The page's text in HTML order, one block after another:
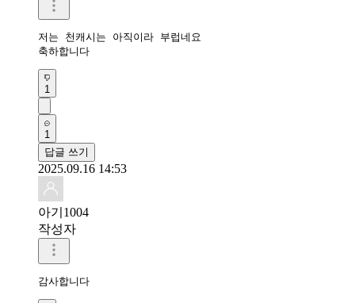
저는 천캐시는 아직이라 부럽네요
축하합니다
1
1
답글 쓰기
2025.09.16 14:53
아기1004
작성자
감사합니다